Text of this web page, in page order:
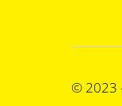
© 2023